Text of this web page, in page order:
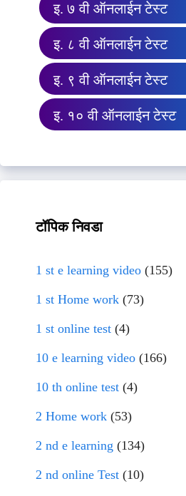
इ. ७ वी ऑनलाईन टेस्ट
इ. ८ वी ऑनलाईन टेस्ट
इ. ९ वी ऑनलाईन टेस्ट
इ. १० वी ऑनलाईन टेस्ट
टॉपिक निवडा
1 st e learning video (155)
1 st Home work (73)
1 st online test (4)
10 e learning video (166)
10 th online test (4)
2 Home work (53)
2 nd e learning (134)
2 nd online Test (10)